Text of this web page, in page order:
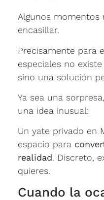
Algunos momentos
encasillar.
Precisamente para
especiales no
sino una solución
Ya sea una
una idea inusual:
Un yate privado en
espacio para
realidad. Discreto,
quieres.
Cuando la